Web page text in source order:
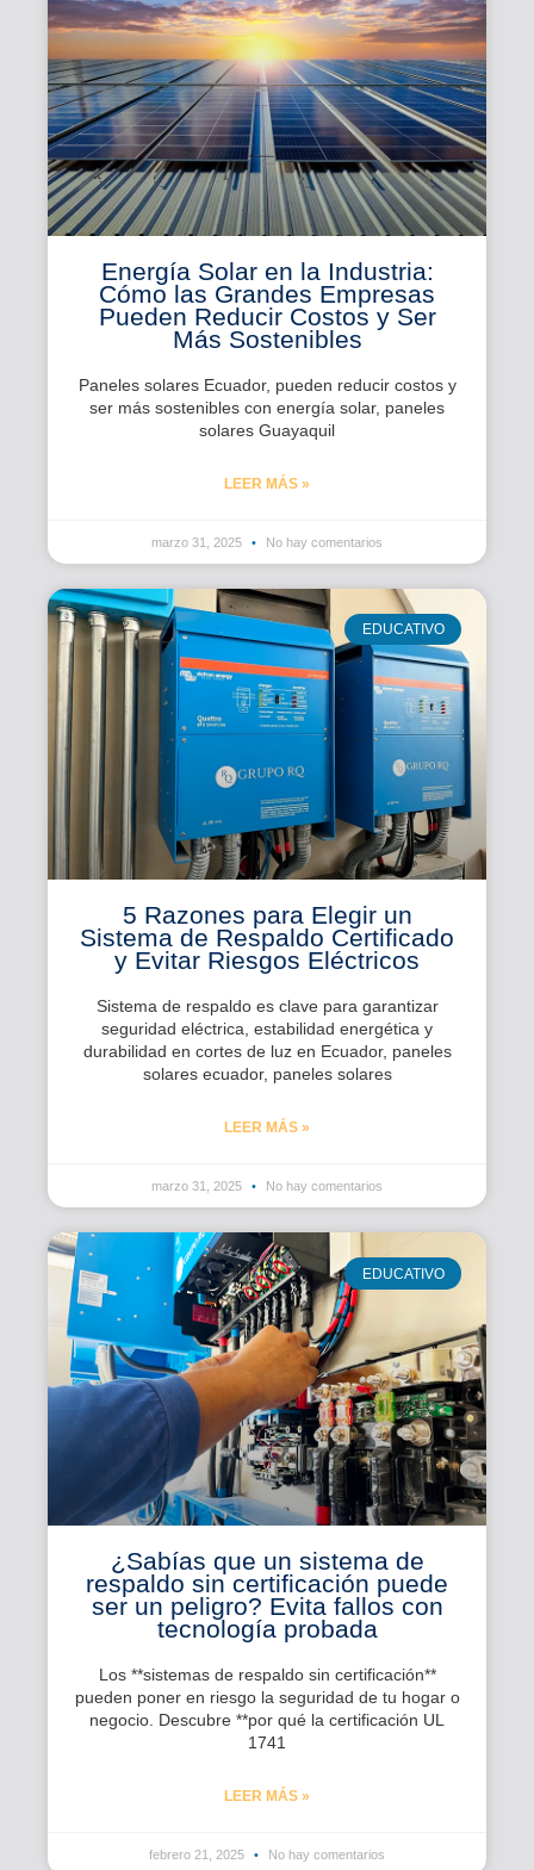
Energía Solar en la Industria:
Cómo las Grandes Empresas
Pueden Reducir Costos y Ser
Más Sostenibles
Paneles solares Ecuador, pueden reducir costos y
ser más sostenibles con energía solar, paneles
solares Guayaquil
LEER MÁS »
marzo 31, 2025 No hay comentarios
EDUCATIVO
5 Razones para Elegir un
Sistema de Respaldo Certificado
y Evitar Riesgos Eléctricos
Sistema de respaldo es clave para garantizar
seguridad eléctrica, estabilidad energética y
durabilidad en cortes de luz en Ecuador, paneles
solares ecuador, paneles solares
LEER MÁS »
marzo 31, 2025 No hay comentarios
EDUCATIVO
¿Sabías que un sistema de
respaldo sin certificación puede
ser un peligro? Evita fallos con
tecnología probada
Los **sistemas de respaldo sin certificación**
pueden poner en riesgo la seguridad de tu hogar o
negocio. Descubre **por qué la certificación UL
1741
LEER MÁS »
febrero 21, 2025 No hay comentarios